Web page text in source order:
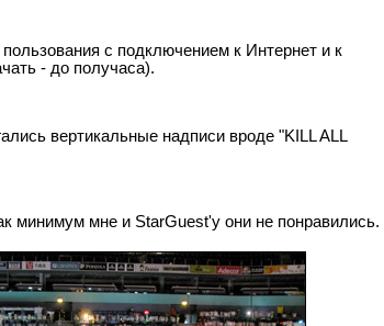
с подключением к Интернет и к
- до получаса).
вертикальные надписи вроде "KILL ALL